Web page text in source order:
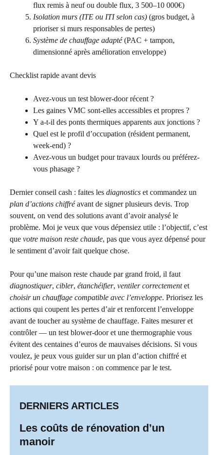
flux remis à neuf ou double flux, 3 500–10 000€)
Isolation murs (ITE ou ITI selon cas) (gros budget, à
prioriser si murs responsables de pertes)
Système de chauffage adapté(PAC + tampon,
dimensionné après amélioration enveloppe)
Checklist rapide avant devis
Avez-vous un test blower-door récent ?
Les gaines VMC sont-elles accessibles et propres ?
Y a-t-il des ponts thermiques apparents aux jonctions ?
Quel est le profil d’occupation (résident permanent,
week-end) ?
Avez-vous un budget pour travaux lourds ou préférez-
vous phasage ?
Dernier conseil cash : faites les diagnostics et commandez un
plan d’actions chiffréavant de signer plusieurs devis. Trop
souvent, on vend des solutions avant d’avoir analysé le
problème. Moi je veux que vous dépensiez utile : l’objectif, c’est
que votre maison reste chaude, pas que vous ayez dépensé pour
le sentiment d’avoir fait quelque chose.
Pour qu’une maison reste chaude par grand froid, il faut
diagnostiquer, cibler, étanchéifier, ventiler correctementet
choisir un chauffage compatible avec l’enveloppe. Priorisez les
actions qui coupent les pertes d’air et renforcent l’enveloppe
avant de toucher au système de chauffage. Faites mesurer et
contrôler — un test blower-door et une thermographie vous
évitent des centaines d’euros de mauvaises décisions. Si vous
voulez, je peux vous guider sur un plan d’action chiffré et
priorisé pour votre maison : on commence par le test.
DERNIERS ARTICLES
Les coûts de rénovation d’un
manoir